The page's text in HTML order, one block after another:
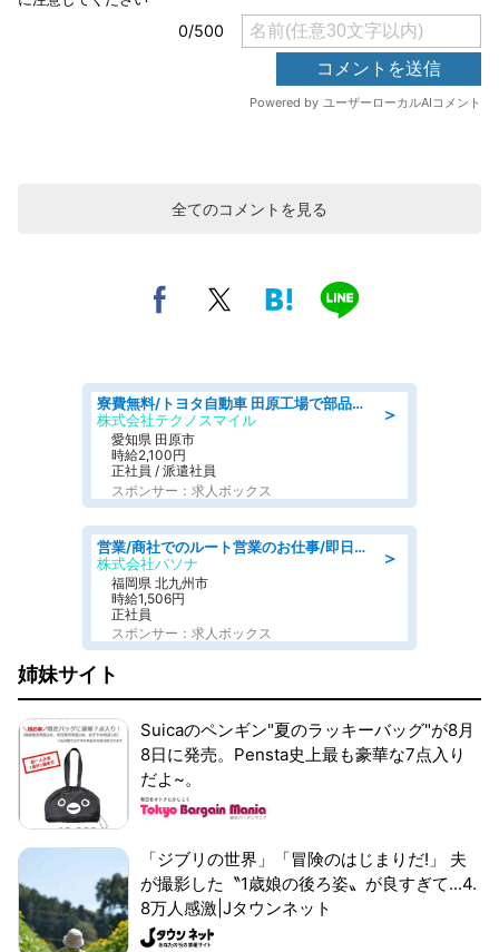
全てのコメントを見る
＞
寮費無料/トヨタ自動車 田原工場で部品の組立製造/tutumi
株式会社テクノスマイル
愛知県 田原市
時給2,100円
正社員 / 派遣社員
スポンサー：求人ボックス
＞
営業/商社でのルート営業のお仕事/即日勤務可/車通勤可/営業
株式会社パソナ
福岡県 北九州市
時給1,506円
正社員
スポンサー：求人ボックス
姉妹サイト
Suicaのペンギン"夏のラッキーバッグ"が8月
8日に発売。Pensta史上最も豪華な7点入り
だよ~。
「ジブリの世界」「冒険のはじまりだ!」 夫
が撮影した〝1歳娘の後ろ姿〟が良すぎて...4.
8万人感激|Jタウンネット